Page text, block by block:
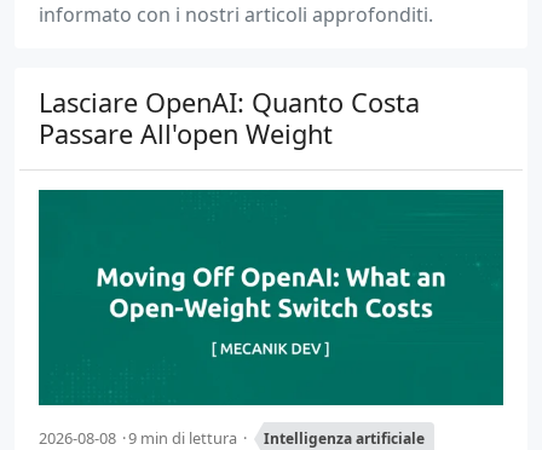
informato con i nostri articoli approfonditi.
Lasciare OpenAI: Quanto Costa
Passare All'open Weight
2026-08-08 9 min di lettura Intelligenza artificiale